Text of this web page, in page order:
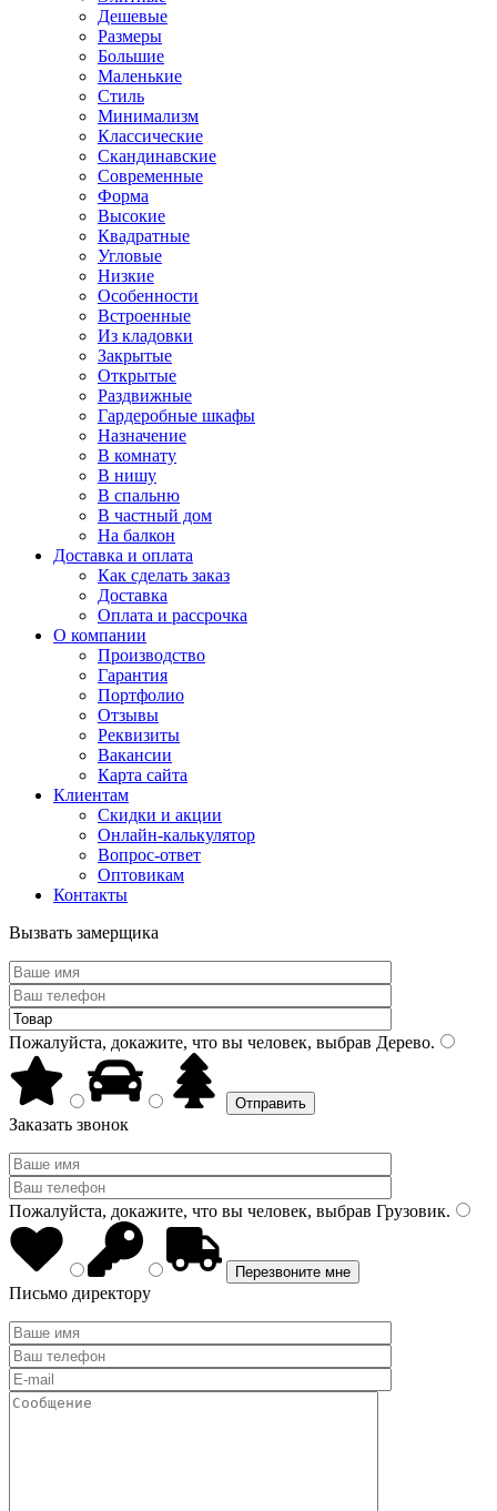
Дешевые
Размеры
Большие
Маленькие
Стиль
Минимализм
Классические
Скандинавские
Современные
Форма
Высокие
Квадратные
Угловые
Низкие
Особенности
Встроенные
Из кладовки
Закрытые
Открытые
Раздвижные
Гардеробные шкафы
Назначение
В комнату
В нишу
В спальню
В частный дом
На балкон
Доставка и оплата
Как сделать заказ
Доставка
Оплата и рассрочка
О компании
Производство
Гарантия
Портфолио
Отзывы
Реквизиты
Вакансии
Карта сайта
Клиентам
Скидки и акции
Онлайн-калькулятор
Вопрос-ответ
Оптовикам
Контакты
Вызвать замерщика
Пожалуйста, докажите, что вы человек, выбрав Дерево.
Заказать звонок
Пожалуйста, докажите, что вы человек, выбрав Грузовик.
Письмо директору